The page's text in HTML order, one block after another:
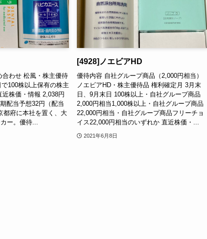
わせ 松風・株主優待
100株以上保有の株主
株価・情報 2,038円
配当予想32円（配当
都府に本社を置く、大
ー。優待...
[4928]ノエビアHD
優待内容 自社グループ商品（2,000円相当）
ノエビアHD・株主優待品 権利確定月 3月末
日、9月末日 100株以上・自社グループ商品
2,000円相当1,000株以上・自社グループ商品
22,000円相当・自社グループ商品フリーチョ
イス22,000円相当のいずれか 直近株価・...
2021年6月8日